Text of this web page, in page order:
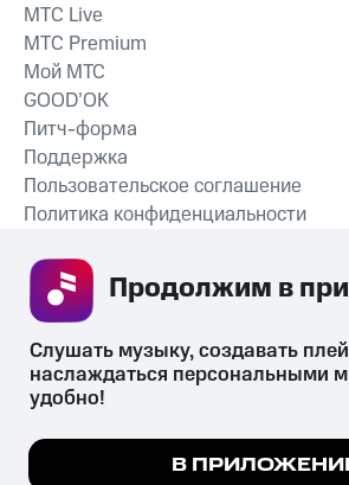
СКАЧАТЬ
MTС Live
MTС Premium
Мой МТС
GOOD’OK
Питч-форма
Поддержка
Пользовательское соглашение
Политика конфиденциальности
психотропных веществ, их аналогов
их незаконный оборот запрещён и влечёт
Мы используем куки, чтобы на
Слушать музыку, создавать
наслаждаться персональными
удобно!
В